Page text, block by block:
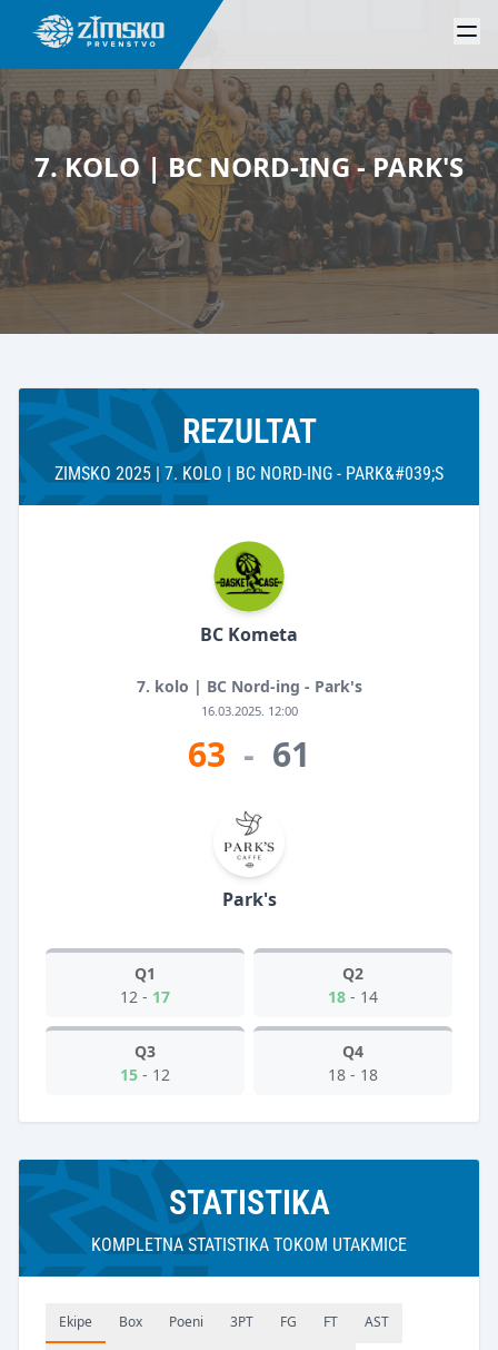
7. KOLO | BC NORD-ING - PARK'S
REZULTAT
ZIMSKO 2025 | 7. KOLO | BC NORD-ING - PARK&#039;S
BC Kometa
7. kolo | BC Nord-ing - Park's
16.03.2025. 12:00
63 - 61
Park's
Q1
12 - 17
Q2
18 - 14
Q3
15 - 12
Q4
18 - 18
STATISTIKA
KOMPLETNA STATISTIKA TOKOM UTAKMICE
Ekipe Box Poeni 3PT FG FT AST